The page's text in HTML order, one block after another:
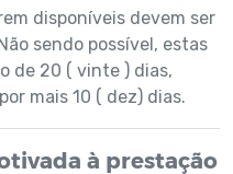
disponíveis devem ser
sendo possível, estas
de 20 ( vinte ) dias,
mais 10 ( dez) dias.
à prestação